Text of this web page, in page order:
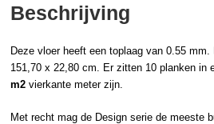
Beschrijving
Deze vloer heeft een toplaag van 0.55
151,70 x 22,80 cm. Er zitten 10 planken in
m2 vierkante meter zijn.
Met recht mag de Design serie de meeste